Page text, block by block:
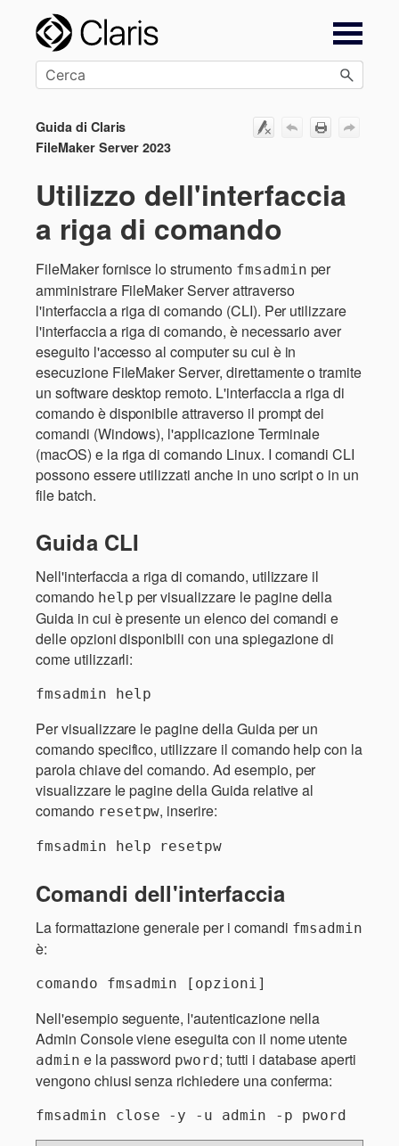
Salta al contenuto principale
Guida di Claris
FileMaker Server 2023
Utilizzo dell'interfaccia
a riga di comando
FileMaker fornisce lo strumento fmsadmin per
amministrare FileMaker Server attraverso
l'interfaccia a riga di comando (CLI). Per utilizzare
l'interfaccia a riga di comando, è necessario aver
eseguito l'accesso al computer su cui è in
esecuzione FileMaker Server, direttamente o tramite
un software desktop remoto. L'interfaccia a riga di
comando è disponibile attraverso il prompt dei
comandi (Windows), l'applicazione Terminale
(macOS) e la riga di comando Linux. I comandi CLI
possono essere utilizzati anche in uno script o in un
file batch.
Guida CLI
Nell'interfaccia a riga di comando, utilizzare il
comando help per visualizzare le pagine della
Guida in cui è presente un elenco dei comandi e
delle opzioni disponibili con una spiegazione di
come utilizzarli:
fmsadmin help
Per visualizzare le pagine della Guida per un
comando specifico, utilizzare il comando help con la
parola chiave del comando. Ad esempio, per
visualizzare le pagine della Guida relative al
comando resetpw, inserire:
fmsadmin help resetpw
Comandi dell'interfaccia
La formattazione generale per i comandi fmsadmin
è:
comando fmsadmin [opzioni]
Nell'esempio seguente, l'autenticazione nella
Admin Console viene eseguita con il nome utente
admin e la password pword; tutti i database aperti
vengono chiusi senza richiedere una conferma:
fmsadmin close -y -u admin -p pword